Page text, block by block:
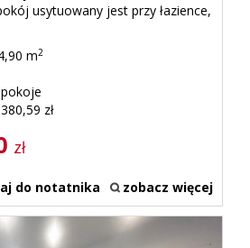
usytuowany jest przy łazience,
m2
zł
zł
do notatnika zobacz więcej